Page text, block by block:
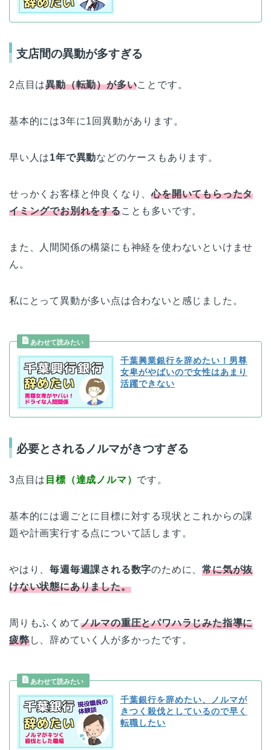
支店間の異動が多すぎる
2点目は異動（転勤）が多いことです。
基本的には3年に1回異動があります。
早い人は1年で異動などのケースもあります。
せっかくお客様と仲良くなり、心を開いてもらったタ
イミングでお別れをすることも多いです。
また、人間関係の構築にも神経を使わないといけませ
ん。
私にとって異動が多い点は合わないと感じました。
千葉興業銀行を辞めたい！男尊
女卑がやばいので女性はあまり
活躍できない
必要とされるノルマがきつすぎる
3点目は 目標（達成ノルマ） です。
基本的には週ごとに目標に対する現状とこれからの課
題や計画実行する点について話します。
やはり、毎週毎週課される数字のために、常に気が抜
けない状態にありました。
周りもふくめてノルマの重圧とパワハラじみた指導に
疲弊し、辞めていく人が多かったです。
千葉銀行を辞めたい、ノルマが
きつく殺伐としているので早く
転職したい